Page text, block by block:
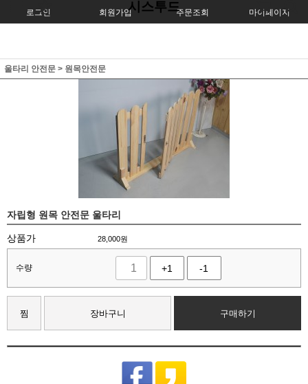
로그인 회원가입 주문조회 마이페이지
시스투드
울타리 안전문 > 원목안전문
자립형 원목 안전문 울타리
상품가 28,000원
수량 +1 -1
찜 장바구니 구매하기